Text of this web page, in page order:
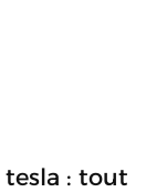
tesla : tout